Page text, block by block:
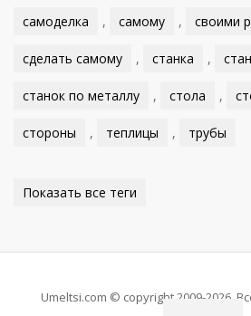
самоделка , самому , своими
сделать самому , станка ,
станок по металлу , стола ,
стороны , теплицы , трубы
Показать все теги
Umeltsi.com © copyright 2009-2026.